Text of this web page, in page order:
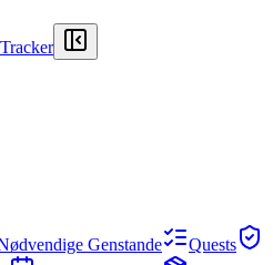
Genstande
Quests